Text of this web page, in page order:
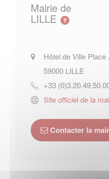
Mairie de
LILLE
Hôtel de Ville
59000 LILLE
+33
Site officiel de la
Contacter la